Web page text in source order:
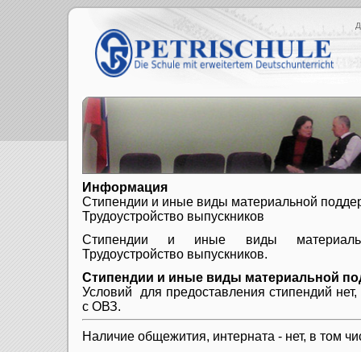
Информация
Стипендии и иные виды материальной
Трудоустройство выпускников
Стипендии и иные виды
Трудоустройство выпускников.
Стипендии и иные виды материальной
Условий для предоставления стипендий
с ОВЗ.
Наличие общежития, интерната - нет, в том